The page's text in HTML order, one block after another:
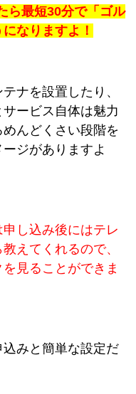
ら最短30分で「ゴル
なりますよ！
ナを設置したり、
ービス自体は魅力
んどくさい段階を
ジがありますよ
し込み後にはテレ
えてくれるので、
見ることができま
みと簡単な設定だ